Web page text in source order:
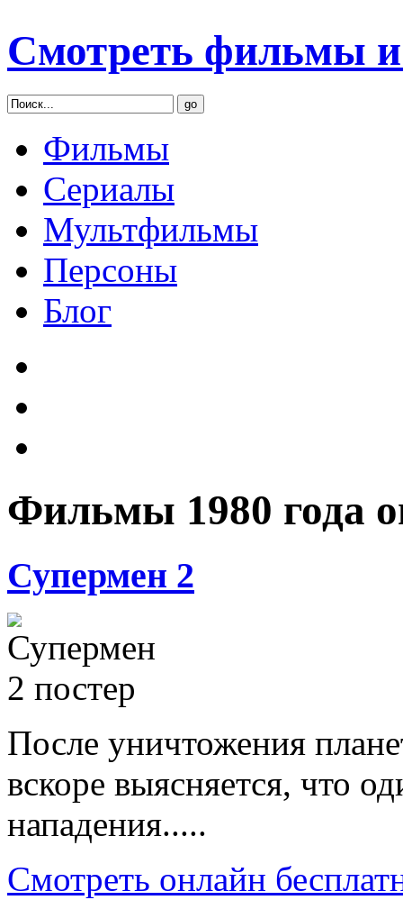
Смотреть фильмы и
Фильмы
Сериалы
Мультфильмы
Персоны
Блог
Фильмы 1980 года
Супермен 2
После уничтожения
вскоре выясняется, что
нападения.....
Смотреть онлайн